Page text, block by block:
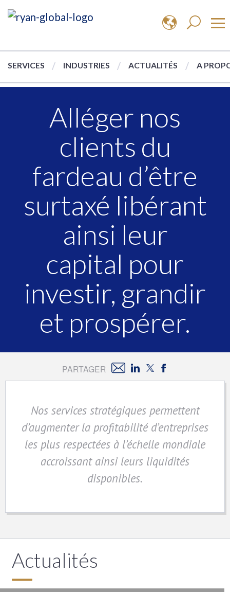
SERVICES INDUSTRIES ACTUALITÉS A
Alléger nos
clients du
fardeau d’être
surtaxé libérant
ainsi leur
capital pour
investir, grandir
et prospérer.
Nos services stratégiques permettent
d’augmenter la profitabilité d’entreprises
les plus respectées à l’échelle mondiale
accroissant ainsi leurs liquidités
disponibles.
PARTAGER
Actualités